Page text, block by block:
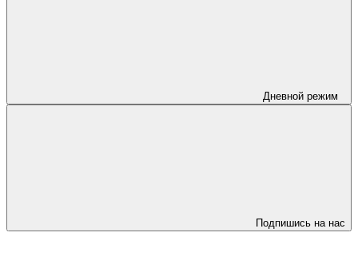
Дневной режим
Подпишись на нас